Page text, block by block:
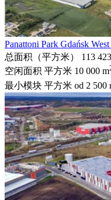
Panattoni Park Gdańsk
总面积（平方米）
113
空闲面积 平方米 10 000 m
最小模块 平方米 od 2 500